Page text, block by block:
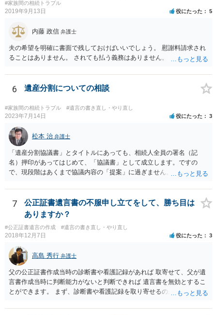
がなかったもの」にすることはできません。 存在をなかったものにす
がありえますが、その予防方法は、遺言者と面談してみないと判断が
難しいです。
#家族間の相続トラブル
2019年9月13日 役にたった 5
内藤 政信 弁護士
夫の希望を明確に書面で残しておけばいいでしょう。 慰謝料請求され
ることはありません。 されても払う義務はありません。
6 遺産分割についての相談
#家族間の相続トラブル #遺言の書き直し・やり直し
2023年7月14日 役にたった 3
松本 治 弁護士
「遺産分割協議書」とタイトルにあっても、相続人全員の署名（記
名）押印があってはじめて、「協議書」として成立します。ですの
で、現段階はあくまで協議内容の「提案」に過ぎません。 納得がいか
成立となります。その場合、成立させたい相続人が、家庭裁判所に遺
産分割調停を申し立てなければなりません。 なお、弁護士の送付状
は、通常、相続人全員分の（本件であれば４通の）「遺産分割協議
書」を作成するところ、１通だけの作成にとどめる理由が書かれてい
るものです。
7
公正証書遺言書の不服申し立てをして、勝ち目は
ありますか？
#公正証書遺言の作成 #遺言の書き直し・やり直し
2018年12月7日 役にたった 3
高島 秀行 弁護士
父の公正証書作成当時の診断書や看護記録があれば 取寄せて、父が遺
言書作成当時に判断能力がないと判断できれば 遺言書を無効とするこ
とができます。 まず、診断書や看護記録を取り寄せるのが重要となり
いと思います。